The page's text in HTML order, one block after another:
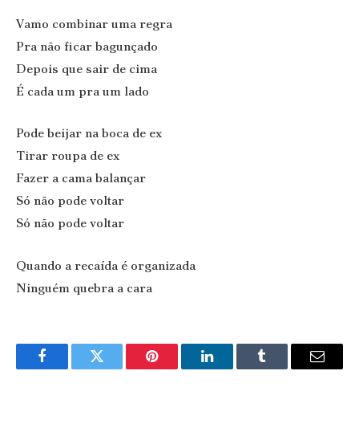
Vamo combinar uma regra
Pra não ficar bagunçado
Depois que sair de cima
É cada um pra um lado
Pode beijar na boca de ex
Tirar roupa de ex
Fazer a cama balançar
Só não pode voltar
Só não pode voltar
Quando a recaída é organizada
Ninguém quebra a cara
FacebookTwitter Pinterest LinkedInTumblr Email